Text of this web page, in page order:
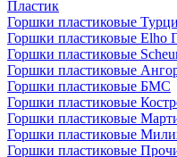
Пластик
Горшки пластиковые
Горшки пластиковые Elho
Горшки пластиковые
Горшки пластиковые
Горшки пластиковые БМС
Горшки пластиковые
Горшки пластиковые
Горшки пластиковые
Горшки пластиковые